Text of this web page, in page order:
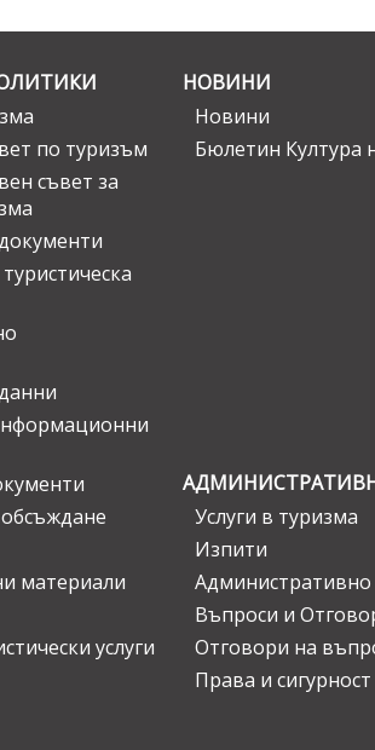
по туризъм
съвет за
материали
услуги
НОВИНИ
Новини
Бюлетин Култура
Услуги в туризма
Изпити
Административно
Въпроси и
Отговори на
Права и